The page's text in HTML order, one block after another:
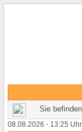
Sie
08.08.2026 - 13:25 Uhr